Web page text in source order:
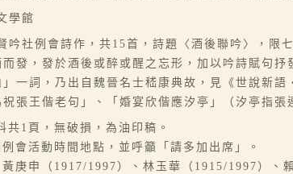
學館
吟社例會詩作，共15首，詩題〈酒後聯吟〉，限
發，發於酒後或醉或醒之忘形，加以吟詩賦句
一詞，乃出自魏晉名士嵇康典故，見《世說新
張王偕老句」、「婚宴欣偕應汐亭」（汐亭指
共1頁，無破損，為油印稿。
會活動時間地點，並呼籲「請多加出席」。
庚申（1917/1997）、林玉華（1915/1997）